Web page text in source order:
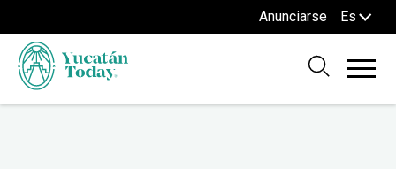
Anunciarse Es